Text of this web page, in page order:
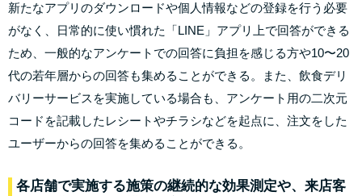
新たなアプリのダウンロードや個人情報などの登録を行う必要
がなく、日常的に使い慣れた「LINE」アプリ上で回答ができる
ため、一般的なアンケートでの回答に負担を感じる方や10〜20
代の若年層からの回答も集めることができる。また、飲食デリ
バリーサービスを実施している場合も、アンケート用の二次元
コードを記載したレシートやチラシなどを起点に、注文をした
ユーザーからの回答を集めることができる。
各店舗で実施する施策の継続的な効果測定や、来店客